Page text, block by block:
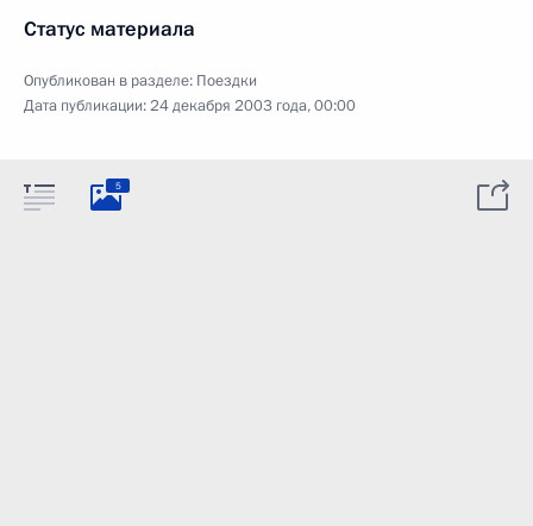
Статус материала
Опубликован в разделе: Поездки
Дата публикации:24 декабря 2003 года, 00:00
5